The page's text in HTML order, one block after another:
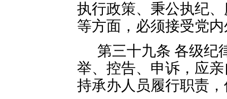
执行政策、秉公执纪
等方面，必须接受党
第三十九条 各级纪
举、控告、申诉，应
持承办人员履行职责